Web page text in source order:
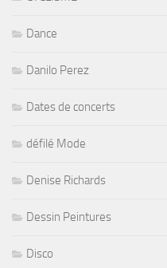
Dance
Danilo Perez
Dates de concerts
défilé Mode
Denise Richards
Dessin Peintures
Disco